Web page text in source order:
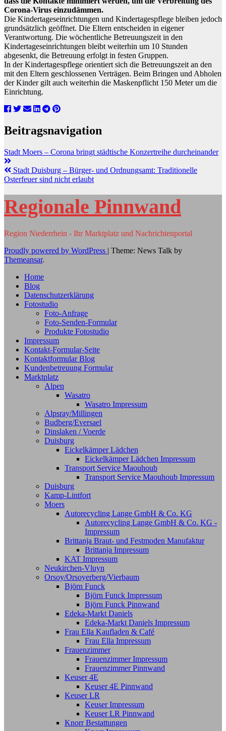
Corona-Virus einzudämmen.
Die Kindertageseinrichtungen und Kindertagespflege bleiben jedoch
grundsätzlich geöffnet. Die Eltern entscheiden in eigener
Verantwortung. Die wöchentliche Betreuungszeit in den
Kindertageseinrichtungen bleibt weiterhin um 10 Stunden
abgesenkt, die Betreuung erfolgt in festen Gruppen.
In der Kindertagespflege orientiert sich die Betreuungszeit an den
mit den Eltern geschlossenen Verträgen. Beim Bringen und Abholen
der Kinder gilt auch weiterhin die Maskenpflicht 150 Meter um die
Einrichtung.
Beitragsnavigation
Stadt Moers – Corona bringt städtische Konzertreihe durcheinander
Stadt Duisburg – Bürger- und Ordnungsamt: Traditionelle
Osterfeuer sind nicht erlaubt
Regionale Pinnwand
Region Niederrhein - Ihr Marktplatz und Nachrichtenportal
Proudly powered by WordPress | Theme: News Talk by
Themeansar.
Home
Blog
Datenschutzerklärung
Fotostudio
Foto-Anfrage
Foto-Senden-Formular
Produkte Fotostudio
Impressum
Kontakt-Formular-Seite
Kontaktformular Blog
Kundenbetreuung Formular
Marktplatz
Alpen
Wasatro
Wasatro Impressum
Alpsray/Millingen
Budberg/Eversael
Dinslaken / Voerde
Duisburg
Eickelkämper Lädchen
Eickelkämper Lädchen Impressum
Transport Service Maouhoub
Transport Service Maouhoub Impressum
Duisburg
Kamp-Lintfort
Moers
Autorecycling Lange GmbH & Co. KG
Autorecycling Lange GmbH & Co. KG -
Impressum
Brittanja Braut- und Festmoden Manufaktur
Brittanja Impressum
KAT Impressum
Neukirchen-Vluyn
Orsoy/Orsoyerberg/Vierbaum
Björn Funck
Björn Funck Impressum
Björn Funck Pinnwand
Edeka-Markt Daniels
Edeka-Markt Daniels Impressum
Frau Ella Kaufladen & Café
Frau Ella Impressum
Frauenzimmer
Frauenzimmer Impressum
Frauenzimmer Pinnwand
Keuser 4E
Keuser 4E Pinnwand
Keuser LR
Keuser Impressum
Keuser LR Pinnwand
Knorr Bestattungen